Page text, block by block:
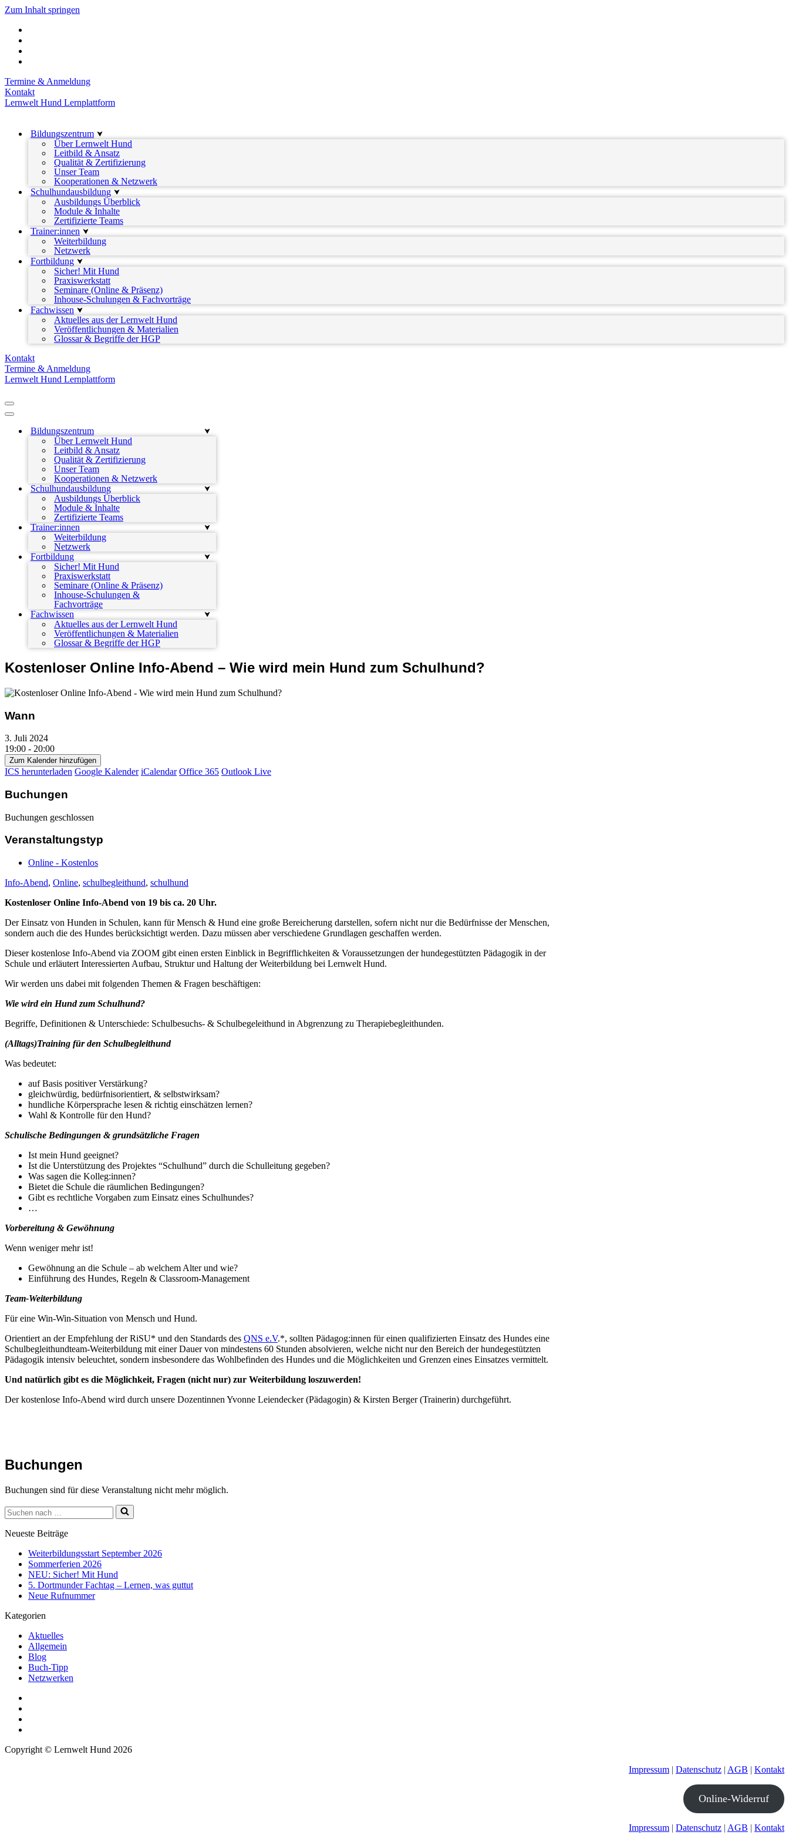
Zum Inhalt springen
Termine & Anmeldung
Kontakt
Lernwelt Hund Lernplattform
Bildungszentrum
Über Lernwelt Hund
Leitbild & Ansatz
Qualität & Zertifizierung
Unser Team
Kooperationen & Netzwerk
Schulhundausbildung
Ausbildungs Überblick
Module & Inhalte
Zertifizierte Teams
Trainer:innen
Weiterbildung
Netzwerk
Fortbildung
Sicher! Mit Hund
Praxiswerkstatt
Seminare (Online & Präsenz)
Inhouse-Schulungen & Fachvorträge
Fachwissen
Aktuelles aus der Lernwelt Hund
Veröffentlichungen & Materialien
Glossar & Begriffe der HGP
Kontakt
Termine & Anmeldung
Lernwelt Hund Lernplattform
Navigationsmenü
Navigationsmenü
Bildungszentrum
Über Lernwelt Hund
Leitbild & Ansatz
Qualität & Zertifizierung
Unser Team
Kooperationen & Netzwerk
Schulhundausbildung
Ausbildungs Überblick
Module & Inhalte
Zertifizierte Teams
Trainer:innen
Weiterbildung
Netzwerk
Fortbildung
Sicher! Mit Hund
Praxiswerkstatt
Seminare (Online & Präsenz)
Inhouse-Schulungen &
Fachvorträge
Fachwissen
Aktuelles aus der Lernwelt Hund
Veröffentlichungen & Materialien
Glossar & Begriffe der HGP
Kostenloser Online Info-Abend – Wie wird mein Hund zum Schulhund?
Wann
3. Juli 2024
19:00 - 20:00
Zum Kalender hinzufügen
ICS herunterladen Google Kalender iCalendar Office 365 Outlook Live
Buchungen
Buchungen geschlossen
Veranstaltungstyp
Online - Kostenlos
Info-Abend, Online, schulbegleithund, schulhund
Kostenloser Online Info-Abend von 19 bis ca. 20 Uhr.
Der Einsatz von Hunden in Schulen, kann für Mensch & Hund eine große Bereicherung darstellen, sofern nicht nur die Bedürfnisse der Menschen,
sondern auch die des Hundes berücksichtigt werden. Dazu müssen aber verschiedene Grundlagen geschaffen werden.
Dieserkostenlose Info-Abend via ZOOM gibt einen ersten Einblick in Begrifflichkeiten & Voraussetzungen der hundegestützten Pädagogik in der
Schule und erläutert Interessierten Aufbau, Struktur und Haltung der Weiterbildung bei Lernwelt Hund.
Wir werden uns dabei mit folgenden Themen & Fragen beschäftigen:
Wie wird ein Hund zum Schulhund?
Begriffe, Definitionen & Unterschiede: Schulbesuchs- & Schulbegeleithund in Abgrenzung zu Therapiebegleithunden.
(Alltags)Training für den Schulbegleithund
Was bedeutet:
auf Basis positiver Verstärkung?
gleichwürdig, bedürfnisorientiert, & selbstwirksam?
hundliche Körpersprache lesen & richtig einschätzen lernen?
Wahl & Kontrolle für den Hund?
Schulische Bedingungen & grundsätzliche Fragen
Ist mein Hund geeignet?
Ist die Unterstützung des Projektes “Schulhund” durch die Schulleitung gegeben?
Was sagen die Kolleg:innen?
Bietet die Schule die räumlichen Bedingungen?
Gibt es rechtliche Vorgaben zum Einsatz eines Schulhundes?
…
Vorbereitung & Gewöhnung
Wenn weniger mehr ist!
Gewöhnung an die Schule – ab welchem Alter und wie?
Einführung des Hundes, Regeln & Classroom-Management
Team-Weiterbildung
Für eine Win-Win-Situation von Mensch und Hund.
Orientiert an der Empfehlung der RiSU* und den Standards des QNS e.V.*, sollten Pädagog:innen für einen qualifizierten Einsatz des Hundes eine
Schulbegleithundteam-Weiterbildung mit einer Dauer von mindestens 60 Stunden absolvieren, welche nicht nur den Bereich der hundegestützten
Pädagogik intensiv beleuchtet, sondern insbesondere das Wohlbefinden des Hundes und die Möglichkeiten und Grenzen eines Einsatzes vermittelt.
Und natürlich gibt es die Möglichkeit, Fragen (nicht nur) zur Weiterbildung loszuwerden!
Der kostenlose Info-Abend wird durch unsere Dozentinnen Yvonne Leiendecker (Pädagogin) & Kirsten Berger (Trainerin) durchgeführt.
Buchungen
Buchungen sind für diese Veranstaltung nicht mehr möglich.
Suchen
nach …
Neueste Beiträge
Weiterbildungsstart September 2026
Sommerferien 2026
NEU: Sicher! Mit Hund
5. Dortmunder Fachtag – Lernen, was guttut
Neue Rufnummer
Kategorien
Aktuelles
Allgemein
Blog
Buch-Tipp
Netzwerken
Copyright © Lernwelt Hund 2026
Impressum | Datenschutz | AGB | Kontakt
Online-Widerruf
Impressum | Datenschutz | AGB | Kontakt